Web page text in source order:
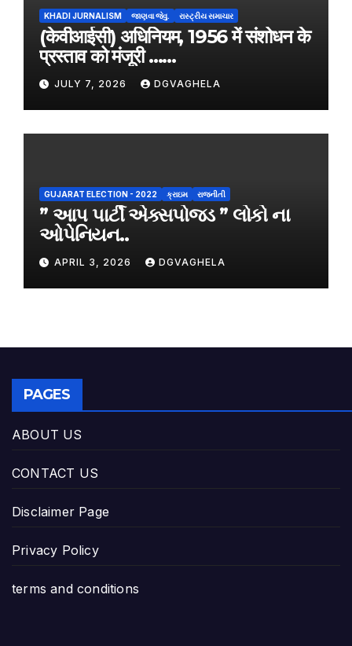
KHADI JURNALISM જાણવા જેવુ. રાસ્ટ્રીય સમાચાર
(केवीआईसी) अधिनियम, 1956 में संशोधन के
प्रस्ताव को मंजूरी ……
JULY 7, 2026 DGVAGHELA
GUJARAT ELECTION - 2022 ક્રાઇમ રાજનીતી
” આપ પાર્ટી એક્સપોજડ ” લોકો ના
ઓપેનિયન..
APRIL 3, 2026 DGVAGHELA
PAGES
ABOUT US
CONTACT US
Disclaimer Page
Privacy Policy
terms and conditions